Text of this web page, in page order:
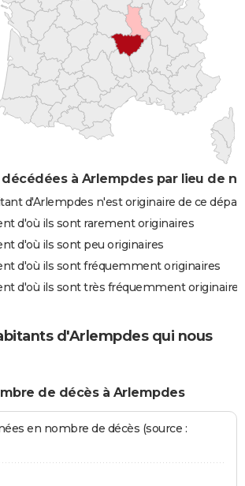
à Arlempdes par lieu de
d'Arlempdes n'est originaire de ce
d'où ils sont rarement originaires
d'où ils sont peu originaires
d'où ils sont fréquemment originaires
d'où ils sont très fréquemment originaires
d'Arlempdes qui nous
de décès à Arlempdes
en nombre de décès (source :